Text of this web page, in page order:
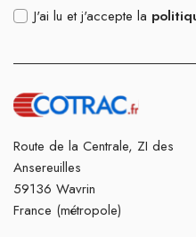
J'ai lu et j'accepte la
Route de la Centrale, ZI des
Ansereuilles
59136 Wavrin
France (métropole)